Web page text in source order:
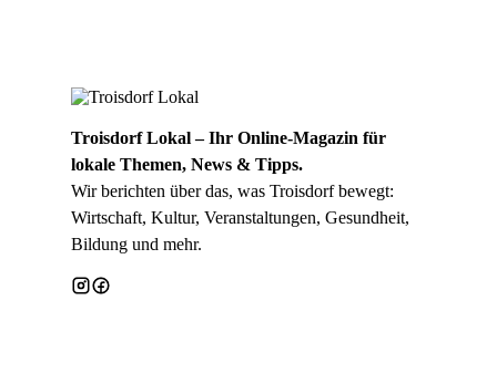
Troisdorf Lokal – Ihr Online-Magazin für
lokale Themen, News & Tipps.
Wir berichten über das, was Troisdorf bewegt:
Wirtschaft, Kultur, Veranstaltungen, Gesundheit,
Bildung und mehr.